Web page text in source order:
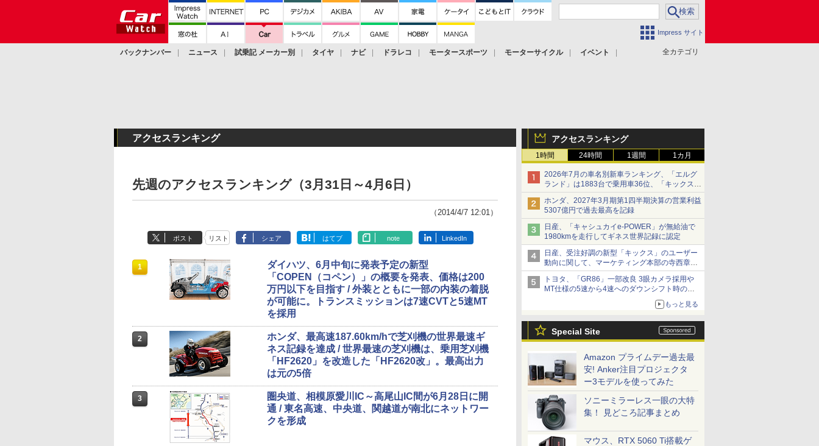
Impress サイト
全カテゴリ
バックナンバー ニュース 試乗記 メーカー別 タイヤ ナビ ドラレコ モータースポーツ モーターサイクル
イベント
アクセスランキング
1時間 24時間 1週間 1カ月
2026年7月の車名別新車ランキング、「エルグ
ランド」は1883台で乗用車36位、「キックス」
は2591台で27位に
ホンダ、2027年3月期第1四半期決算の営業利益
5307億円で過去最高を記録
日産、「キャシュカイe-POWER」が無給油で
1980kmを走行してギネス世界記録に認定
日産、受注好調の新型「キックス」のユーザー
動向に関して、マーケティング本部の寺西章氏
が解説
トヨタ、「GR86」一部改良 3眼カメラ採用や
MT仕様の5速から4速へのダウンシフト時の操
もっと見る
Special Site
Amazon プライムデー過去最
安! Anker注目プロジェクタ
ー3モデルを使ってみた
ソニーミラーレス一眼の大特
集！ 見どころ記事まとめ
マウス、RTX 5060 Ti搭載ゲ
アクセスランキング
先週のアクセスランキング（3月31日～4月6日）
（2014/4/7 12:01）
ポスト リスト シェア はてブ note LinkedIn
1
ダイハツ、6月中旬に発表予定の新型
「COPEN（コペン）」の概要を発表、価格は200
万円以下を目指す / 外装とともに一部の内装の着脱
が可能に。トランスミッションは7速CVTと5速MT
を採用
2
ホンダ、最高速187.60km/hで芝刈機の世界最速ギ
ネス記録を達成 / 世界最速の芝刈機は、乗用芝刈機
「HF2620」を改造した「HF2620改」。最高出力
は元の5倍
3
圏央道、相模原愛川IC～高尾山IC間が6月28日に開
通 / 東名高速、中央道、関越道が南北にネットワー
クを形成